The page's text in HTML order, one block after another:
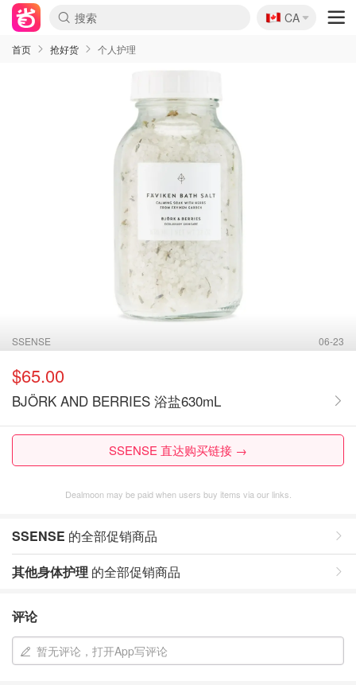
🇨🇦
CA
首页 抢好货 个人护理
SSENSE 06-23
$65.00
BJÖRK AND BERRIES 浴盐630mL
SSENSE 直达购买链接 →
Dealmoon may be paid when users buy items via our links.
SSENSE 的全部促销商品
其他身体护理 的全部促销商品
评论
暂无评论，打开App写评论